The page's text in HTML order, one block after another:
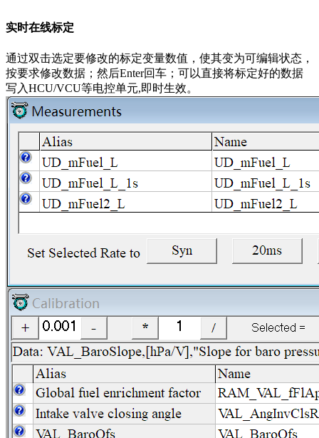
实时在线标定
通过双击选定要修改的标定变量数值，使其变为可编辑状态，
按要求修改数据；然后Enter回车；可以直接将标定好的数据
写入HCU/VCU等电控单元,即时生效。